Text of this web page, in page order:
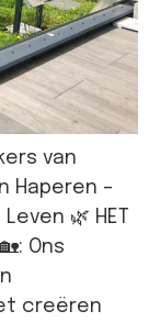
van
Haperen –
🌿 HET
Ons
creëren